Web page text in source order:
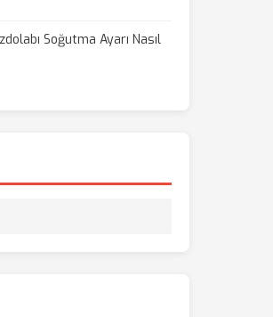
Soğutma Ayarı Nasıl